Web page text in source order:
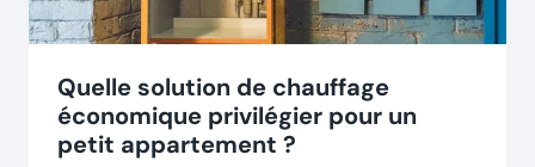
Quelle solution de chauffage
économique privilégier pour un
petit appartement ?